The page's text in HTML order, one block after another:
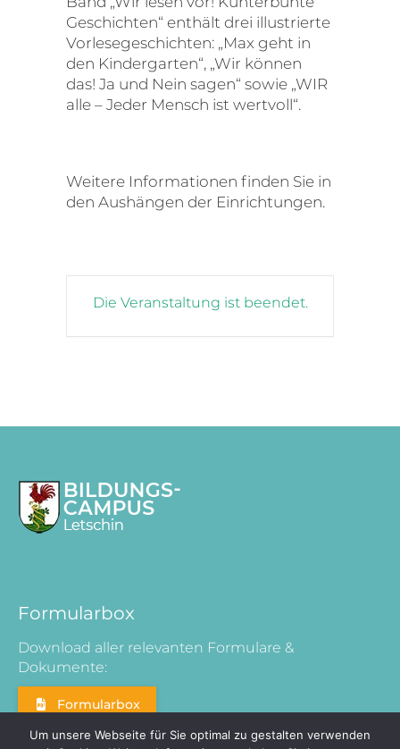
Geschichten“ enthält drei illustrierte
Vorlesegeschichten: „Max geht in
den Kindergarten“, „Wir können
das! Ja und Nein sagen“ sowie „WIR
alle – Jeder Mensch ist wertvoll“.
Weitere Informationen finden Sie in
den Aushängen der Einrichtungen.
Die Veranstaltung ist beendet.
Formularbox
Download aller relevanten Formulare &
Dokumente:
Formularbox
Um unsere Webseite für Sie optimal zu gestalten verwenden